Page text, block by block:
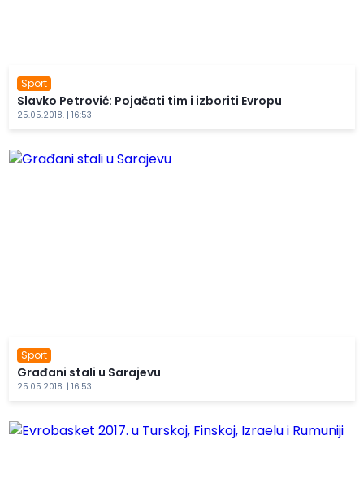
Sport
Slavko Petrović: Pojačati tim i izboriti Evropu
25.05.2018. | 16:53
Sport
Građani stali u Sarajevu
25.05.2018. | 16:53